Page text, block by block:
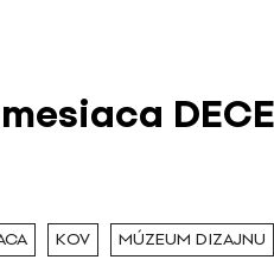
KOV MÚZEUM DIZAJNU